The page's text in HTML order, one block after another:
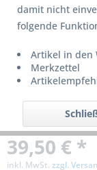
Dieses
39,50 € *
inkl. MwSt. zzgl.
damit nicht
folgende
Artikel in den
Merkzettel